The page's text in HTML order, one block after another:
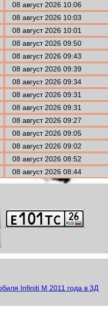
08 август 2026 10:06
08 август 2026 10:03
08 август 2026 10:01
08 август 2026 09:50
08 август 2026 09:43
08 август 2026 09:39
08 август 2026 09:34
08 август 2026 09:31
08 август 2026 09:31
08 август 2026 09:27
08 август 2026 09:05
08 август 2026 09:02
08 август 2026 08:52
08 август 2026 08:44